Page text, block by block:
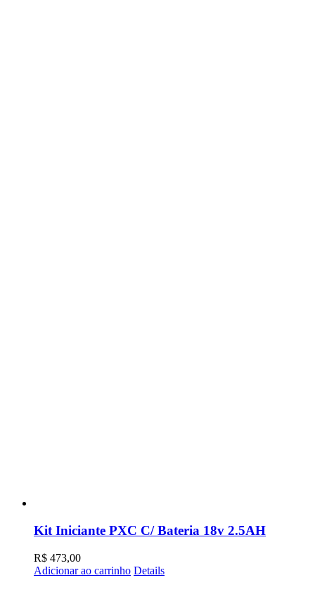
Kit Iniciante PXC C/ Bateria 18v 2.5AH
R$ 473,00
Adicionar ao carrinho Details